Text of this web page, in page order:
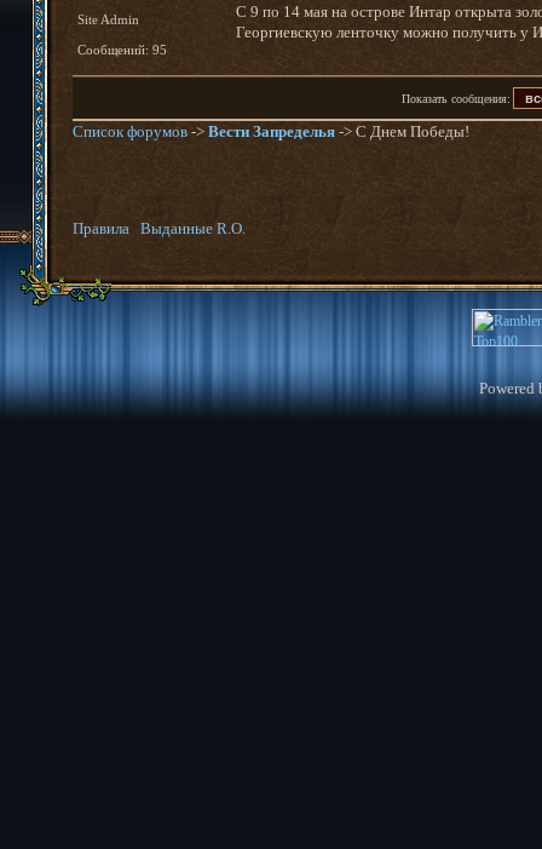
Site Admin
Сообщений: 95
C 9 по 14 мая на острове Интар открыта
Георгиевскую ленточку можно получить у
Показать сообщения:
Список форумов -> Вести Запределья -> С Днем Победы!
Правила Выданные R.O.
Powered